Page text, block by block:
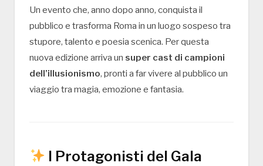
Un evento che, anno dopo anno, conquista il
pubblico e trasforma Roma in un luogo sospeso tra
stupore, talento e poesia scenica. Per questa
nuova edizione arriva un super cast di campioni
dell’illusionismo, pronti a far vivere al pubblico un
viaggio tra magia, emozione e fantasia.
I Protagonisti del Gala